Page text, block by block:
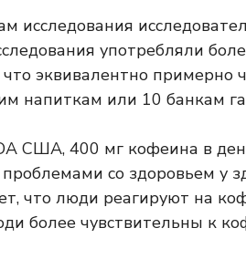
исследования
употребляли
эквивалентно
напиткам или 10 банкам
США, 400 мг кофеина в
со здоровьем у
что люди реагируют на
более чувствительны к